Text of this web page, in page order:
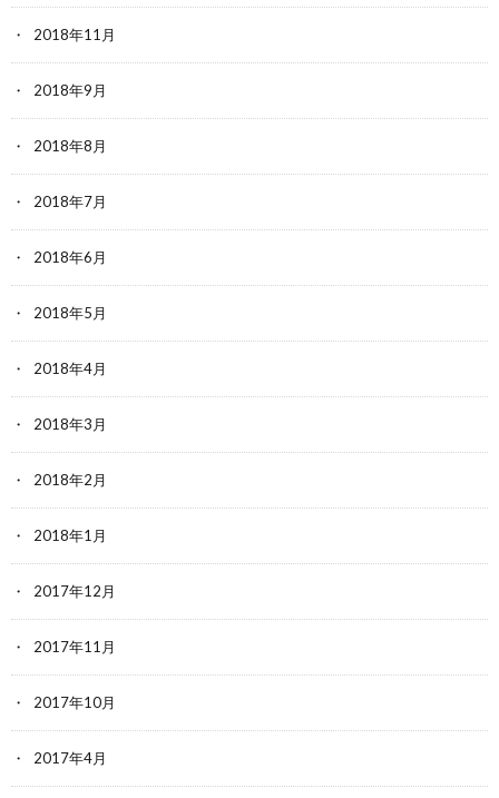
2018年11月
2018年9月
2018年8月
2018年7月
2018年6月
2018年5月
2018年4月
2018年3月
2018年2月
2018年1月
2017年12月
2017年11月
2017年10月
2017年4月